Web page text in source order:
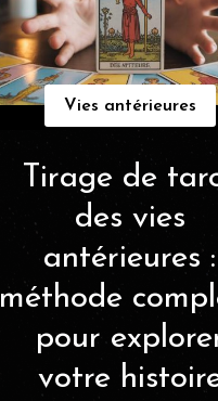
Vies antérieures
Tirage de
des vies
antérieures :
méthode
pour
votre